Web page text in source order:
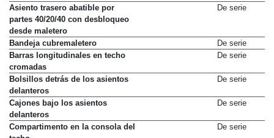
abatible
Asiento trasero abatible por
partes 40/20/40 con desbloqueo
desde maletero
Bandeja cubremaletero
De serie
Barras longitudinales en techo
cromadas
Bolsillos detrás de los asientos
delanteros
Cajones bajo los asientos
delanteros